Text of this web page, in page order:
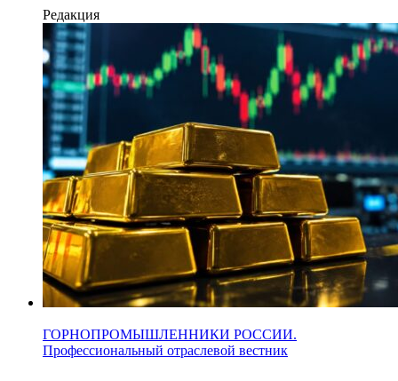
Редакция
ГОРНОПРОМЫШЛЕННИКИ РОССИИ.
Профессиональный отраслевой вестник